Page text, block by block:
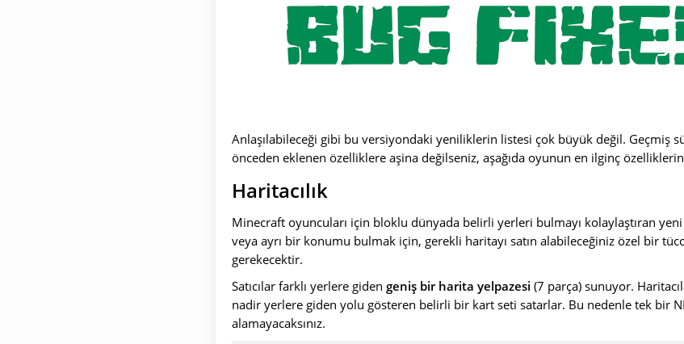
Anlaşılabileceği gibi bu versiyondaki yeniliklerin listesi çok büyük değil. Geçmiş
önceden eklenen özelliklere aşina değilseniz, aşağıda oyunun en ilginç
Haritacılık
Minecraft oyuncuları için bloklu dünyada belirli yerleri bulmayı kolaylaştıran
veya ayrı bir konumu bulmak için, gerekli haritayı satın alabileceğiniz özel bir
gerekecektir.
Satıcılar farklı yerlere giden geniş bir harita yelpazesi (7 parça) sunuyor.
nadir yerlere giden yolu gösteren belirli bir kart seti satarlar. Bu nedenle tek bir
alamayacaksınız.